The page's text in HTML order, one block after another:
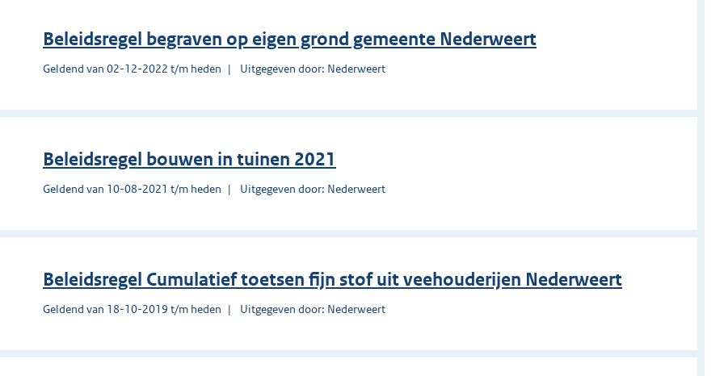
Beleidsregel begraven op eigen grond gemeente Nederweert
Geldend van 02-12-2022 t/m heden Uitgegeven door: Nederweert
Beleidsregel bouwen in tuinen 2021
Geldend van 10-08-2021 t/m heden Uitgegeven door: Nederweert
Beleidsregel Cumulatief toetsen fijn stof uit veehouderijen Nederweert
Geldend van 18-10-2019 t/m heden Uitgegeven door: Nederweert